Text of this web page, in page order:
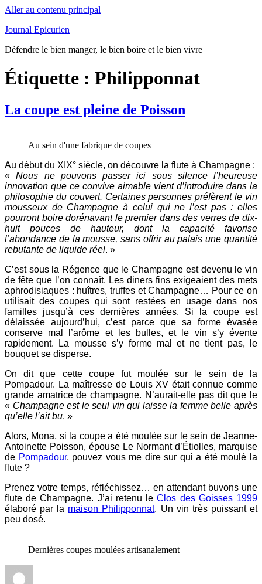
Aller au contenu principal
Journal Epicurien
Défendre le bien manger, le bien boire et le bien vivre
Étiquette : Philipponnat
La coupe est pleine de Poisson
Au sein d'une fabrique de coupes
Au début du XIX° siècle, on découvre la flute à Champagne :
«Nous ne pouvons passer ici sous silence l’heureuse
innovation que ce convive aimable vient d’introduire dans la
philosophie du couvert. Certaines personnes préfèrent le vin
mousseux de Champagne à celui qui ne l’est pas : elles
pourront boire dorénavant le premier dans des verres de dix-
huit pouces de hauteur, dont la capacité favorise
l’abondance de la mousse, sans offrir au palais une quantité
rebutante de liquide réel. »
C’est sous la Régence que le Champagne est devenu le vin
de fête que l’on connaît. Les diners fins exigeaient des mets
aphrodisiaques : huîtres, truffes et Champagne… Pour ce on
utilisait des coupes qui sont restées en usage dans nos
familles jusqu’à ces dernières années. Si la coupe est
délaissée aujourd’hui, c’est parce que sa forme évasée
conserve mal l’arôme et les bulles, et le vin s’y évente
rapidement. La mousse s’y forme mal et ne tient pas, le
bouquet se disperse.
On dit que cette coupe fut moulée sur le sein de la
Pompadour. La maîtresse de Louis XV était connue comme
grande amatrice de champagne. N’aurait-elle pas dit que le
« Champagne est le seul vin qui laisse la femme belle après
qu’elle l’ait bu. »
Alors, Mona, si la coupe a été moulée sur le sein de Jeanne-
Antoinette Poisson, épouse Le Normant d’Étiolles, marquise
de Pompadour, pouvez vous me dire sur qui a été moulé la
flute ?
Prenez votre temps, réfléchissez… en attendant buvons une
flute de Champagne. J’ai retenu le Clos des Goisses 1999
élaboré par la maison Philipponnat. Un vin très puissant et
peu dosé.
Dernières coupes moulées artisanalement